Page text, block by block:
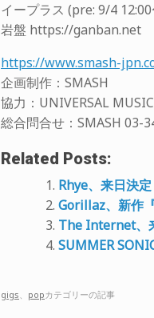
イープラス (pre: 9/4
岩盤 https://ganban.net
https://www.smash-
企画制作：SMASH
協力：UNIVERSAL MUSIC
総合問合せ：SMASH 03-
Related Posts:
Rhye、来日決定
Gorillaz、新作
The Internet、
SUMMER
gigs popカテゴリーの記事